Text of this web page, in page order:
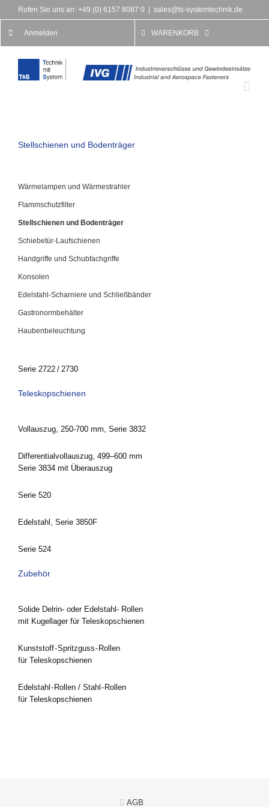
Rufen Sie uns an: +49 (0) 6157 8087 0 sales@ts-systemtechnik.de
Anmelden WARENKORB
Stellschienen und Bodenträger
Wärmelampen und Wärmestrahler
Flammschutzfilter
Stellschienen und Bodenträger
Schiebetür-Laufschienen
Handgriffe und Schubfachgriffe
Konsolen
Edelstahl-Scharniere und Schließbänder
Gastronormbehälter
Haubenbeleuchtung
Serie 2722 / 2730
Teleskopschienen
Vollauszug, 250-700 mm, Serie 3832
Differentialvollauszug, 499–600 mm
Serie 3834 mit Überauszug
Serie 520
Edelstahl, Serie 3850F
Serie 524
Zubehör
Solide Delrin- oder Edelstahl- Rollen
mit Kugellager für Teleskopschienen
Kunststoff - Spritzguss - Rollen
für Teleskopschienen
Edelstahl - Rollen / Stahl - Rollen
für Teleskopschienen
AGB